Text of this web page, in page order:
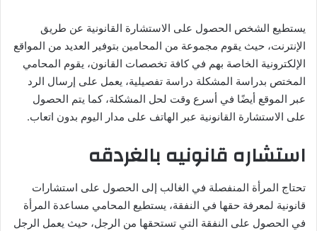
يستطيع الشخص الحصول على الاستشارة القانونية عن طريق
الإنترنت، حيث يقوم مجموعة من المحامين بتوفير العديد من المواقع
الإلكترونية الخاصة بهم في كافة تخصصات القانون، يقوم المحامي
المختص بدراسة المشكلة دراسة تفصيلية، يعمل على إرسال الرد
عبر الموقع أيضًا في أسرع وقت لحل المشكلة، كما يتم الحصول
على الاستشارة القانونية عبر الهاتف على مدار اليوم بدون اتعاب.
استشاره قانونيه بالغردقه
تحتاج المرأة المنفصلة في الغالب إلى الحصول على استشارات
قانونية لمعرفة حقها في النفقة، يستطيع المحامي مساعدة المرأة
في الحصول على النفقة التي تستحقها من الرجل، حيث يعمل الرجل